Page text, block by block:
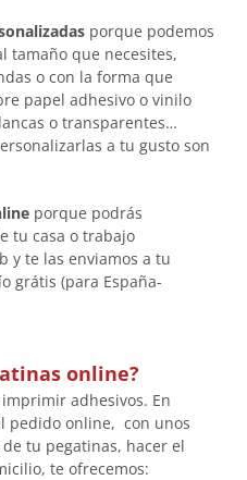
porque podemos
tamaño que necesites,
o con la forma que
papel adhesivo o vinilo
o transparentes…
a tu gusto son
porque podrás
tu casa o trabajo
y te las enviamos a tu
grátis (para España-
online?
adhesivos. En
pedido online, con unos
tu pegatinas, hacer el
te ofrecemos: